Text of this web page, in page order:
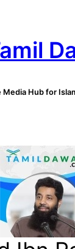
Media Hub for